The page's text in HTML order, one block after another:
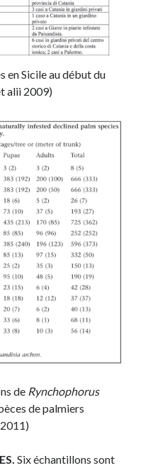
en Sicile au début du
alii 2009)
de Rynchophorus
de palmiers
Six échantillons sont